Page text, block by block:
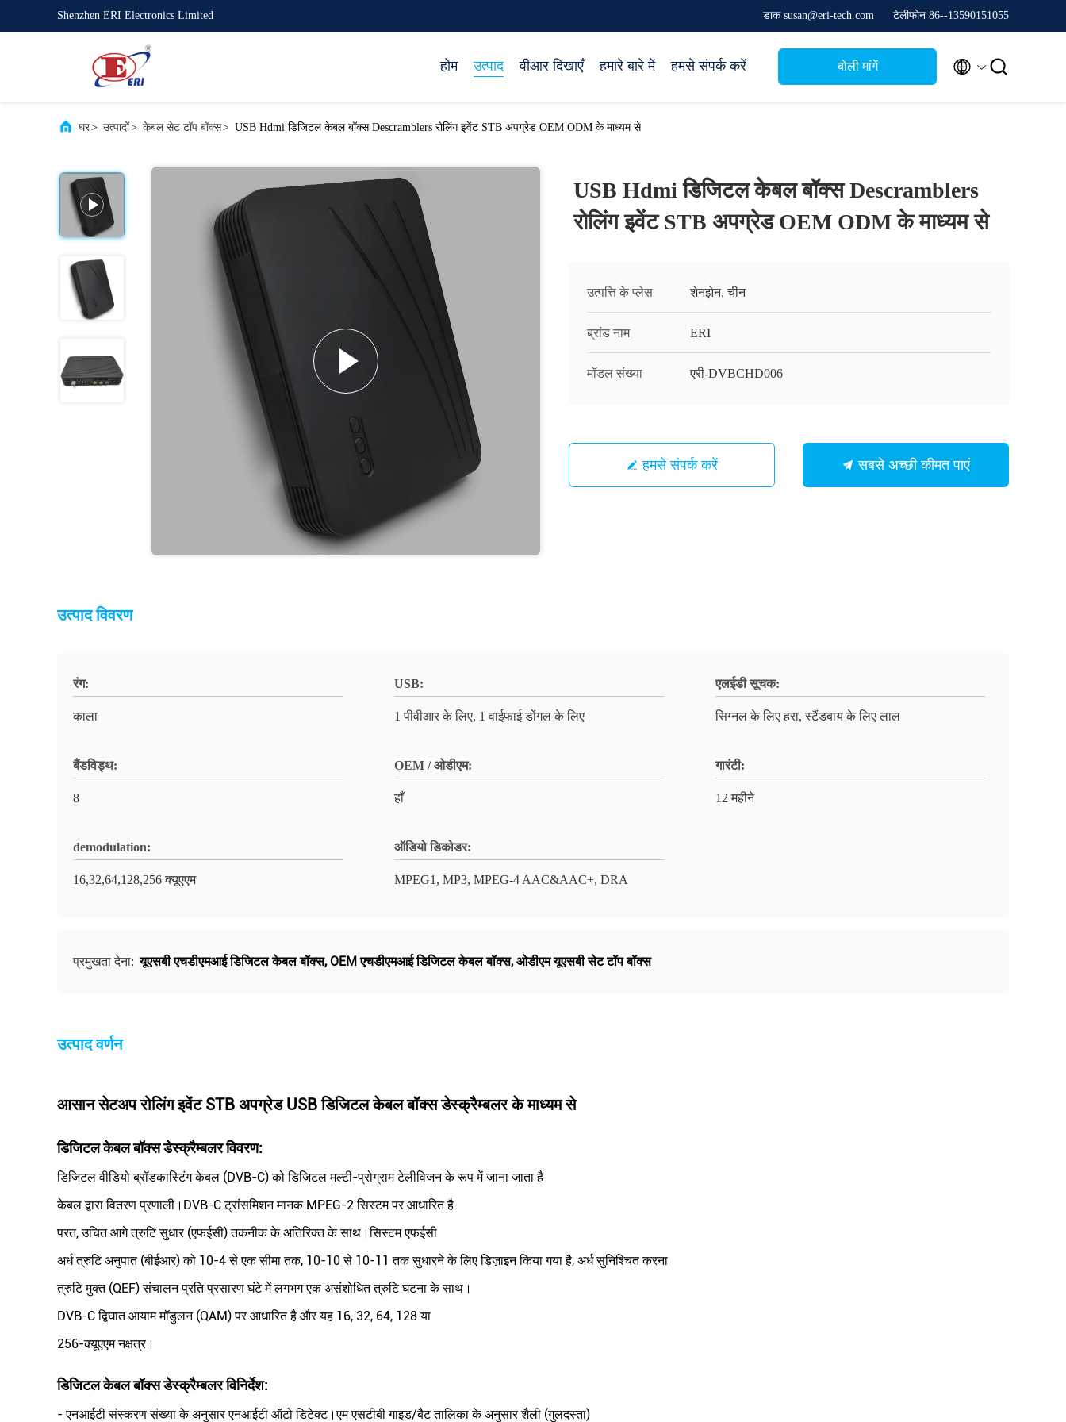
Shenzhen ERI Electronics Limited डाक susan@eri-tech.com टेलीफोन 86--13590151055
होम उत्पाद वीआर दिखाएँ हमारे बारे में हमसे संपर्क करें बोली मांगें  
घर> उत्पादों> केबल सेट टॉप बॉक्स> USB Hdmi डिजिटल केबल बॉक्स Descramblers रोलिंग इवेंट STB अपग्रेड OEM ODM के माध्यम से
USB Hdmi डिजिटल केबल बॉक्स Descramblers
रोलिंग इवेंट STB अपग्रेड OEM ODM के माध्यम से
उत्पत्ति के प्लेस शेनझेन, चीन
ब्रांड नाम ERI
मॉडल संख्या एरी-DVBCHD006
हमसे संपर्क करें सबसे अच्छी कीमत पाएं
उत्पाद विवरण
रंग:
काला
USB:
1 पीवीआर के लिए, 1 वाईफाई डोंगल के लिए
एलईडी सूचक:
सिग्नल के लिए हरा, स्टैंडबाय के लिए लाल
बैंडविड्थ:
8
OEM / ओडीएम:
हाँ
गारंटी:
12 महीने
demodulation:
16,32,64,128,256 क्यूएएम
ऑडियो डिकोडर:
MPEG1, MP3, MPEG-4 AAC&AAC+, DRA
प्रमुखता देना: यूएसबी एचडीएमआई डिजिटल केबल बॉक्स,OEM एचडीएमआई डिजिटल केबल बॉक्स,ओडीएम यूएसबी सेट टॉप बॉक्स
उत्पाद वर्णन
आसान सेटअप रोलिंग इवेंट STB अपग्रेड USB डिजिटल केबल बॉक्स डेस्क्रैम्बलर के माध्यम से
डिजिटल केबल बॉक्स डेस्क्रैम्बलरविवरण:
डिजिटल वीडियो ब्रॉडकास्टिंग केबल (DVB-C) को डिजिटल मल्टी-प्रोग्राम टेलीविजन के रूप में जाना जाता है
केबल द्वारा वितरण प्रणाली।DVB-C ट्रांसमिशन मानक MPEG-2 सिस्टम पर आधारित है
परत, उचित आगे त्रुटि सुधार (एफईसी) तकनीक के अतिरिक्त के साथ।सिस्टम एफईसी
अर्ध त्रुटि अनुपात (बीईआर) को 10-4 से एक सीमा तक, 10-10 से 10-11 तक सुधारने के लिए डिज़ाइन किया गया है, अर्ध सुनिश्चित करना
त्रुटि मुक्त (QEF) संचालन प्रति प्रसारण घंटे में लगभग एक असंशोधित त्रुटि घटना के साथ।
DVB-C द्विघात आयाम मॉडुलन (QAM) पर आधारित है और यह 16, 32, 64, 128 या
256-क्यूएएम नक्षत्र।
डिजिटल केबल बॉक्स डेस्क्रैम्बलरविनिर्देश:
- एनआईटी संस्करण संख्या के अनुसार एनआईटी ऑटो डिटेक्ट।एम एसटीबी गाइड/बैट तालिका के अनुसार शैली (गुलदस्ता)